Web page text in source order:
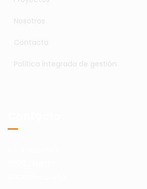
Nosotros
Contacto
Política integrada de gestión